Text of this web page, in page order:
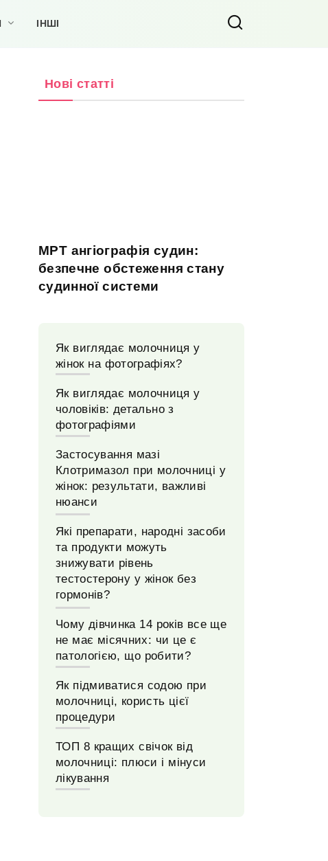
ІНШІ
Нові статті
МРТ ангіографія судин:
безпечне обстеження стану
судинної системи
Як виглядає молочниця у
жінок на фотографіях?
Як виглядає молочниця у
чоловіків: детально з
фотографіями
Застосування мазі
Клотримазол при молочниці у
жінок: результати, важливі
нюанси
Які препарати, народні засоби
та продукти можуть
знижувати рівень
тестостерону у жінок без
гормонів?
Чому дівчинка 14 років все ще
не має місячних: чи це є
патологією, що робити?
Як підмиватися содою при
молочниці, користь цієї
процедури
ТОП 8 кращих свічок від
молочниці: плюси і мінуси
лікування